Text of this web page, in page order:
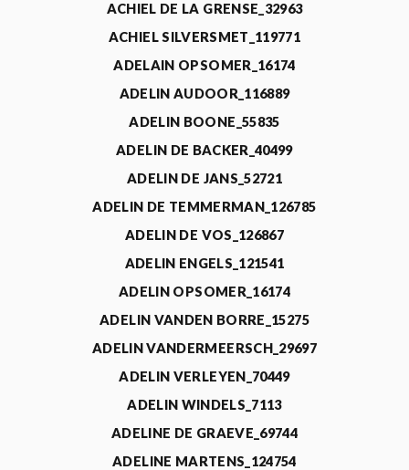
ACHIEL DE LA GRENSE_32963
ACHIEL SILVERSMET_119771
ADELAIN OPSOMER_16174
ADELIN AUDOOR_116889
ADELIN BOONE_55835
ADELIN DE BACKER_40499
ADELIN DE JANS_52721
ADELIN DE TEMMERMAN_126785
ADELIN DE VOS_126867
ADELIN ENGELS_121541
ADELIN OPSOMER_16174
ADELIN VANDEN BORRE_15275
ADELIN VANDERMEERSCH_29697
ADELIN VERLEYEN_70449
ADELIN WINDELS_7113
ADELINE DE GRAEVE_69744
ADELINE MARTENS_124754